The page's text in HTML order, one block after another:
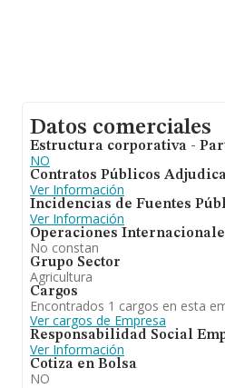
Datos comerciales
Estructura corporativa -
NO
Contratos Públicos
Ver Información
Incidencias de Fuentes
Ver Información
Operaciones
No constan
Grupo Sector
Agricultura
Cargos
Encontrados 1 cargos en esta
Ver cargos de Empresa
Responsabilidad Social
Ver Información
Cotiza en Bolsa
NO